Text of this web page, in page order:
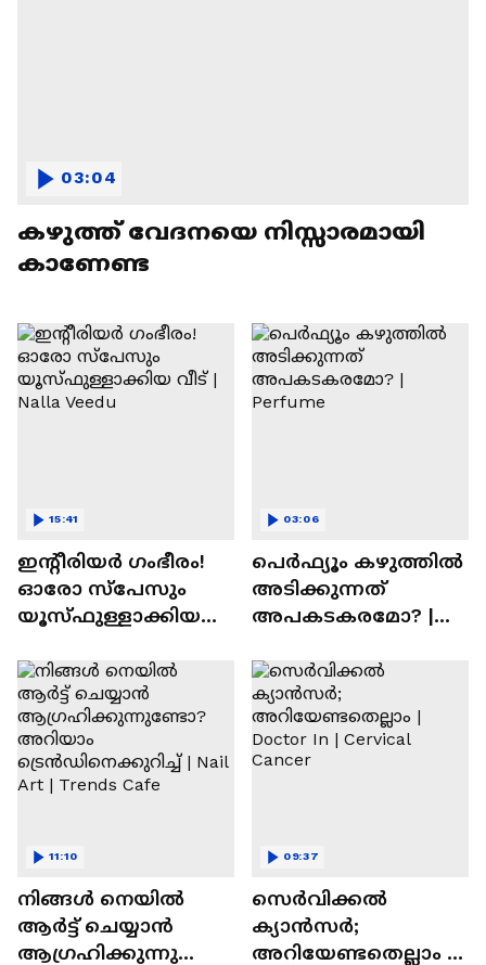
കഴുത്ത് വേദനയെ നിസ്സാരമായി
കാണേണ്ട
03:04
ഇന്റീരിയർ ഗംഭീരം!
ഓരോ സ്‌പേസും
യൂസ്ഫുള്ളാക്കിയ
15:41
പെർഫ്യൂം കഴുത്തിൽ
അടിക്കുന്നത്
അപകടകരമോ? |
03:06
നിങ്ങൾ നെയിൽ
ആർട്ട് ചെയ്യാൻ
ആഗ്രഹിക്കുന്നുണ്ടോ
11:10
സെർവിക്കൽ
ക്യാൻസർ;
അറിയേണ്ടതെല്ലാം |
09:37